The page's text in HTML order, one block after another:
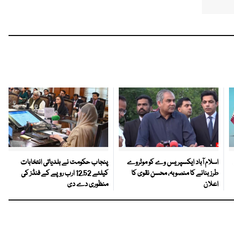
اسلام آباد ایکسپریس وے کو موٹروے
طرز بنانے کا منصوبہ، محسن نقوی کا
اعلان
پنجاب حکومت نے بلدیاتی انتخابات
کیلئے 12.52 ارب روپے کے فنڈز کی
منظوری دے دی